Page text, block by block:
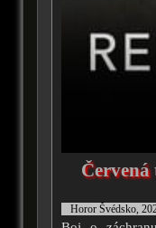
Červená
Horor Švédsko,